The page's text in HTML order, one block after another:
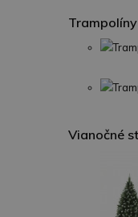
Trampolíny
Vianočné